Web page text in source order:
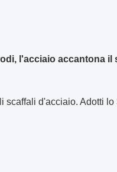
l'acciaio accantona il
d'acciaio. Adotti lo